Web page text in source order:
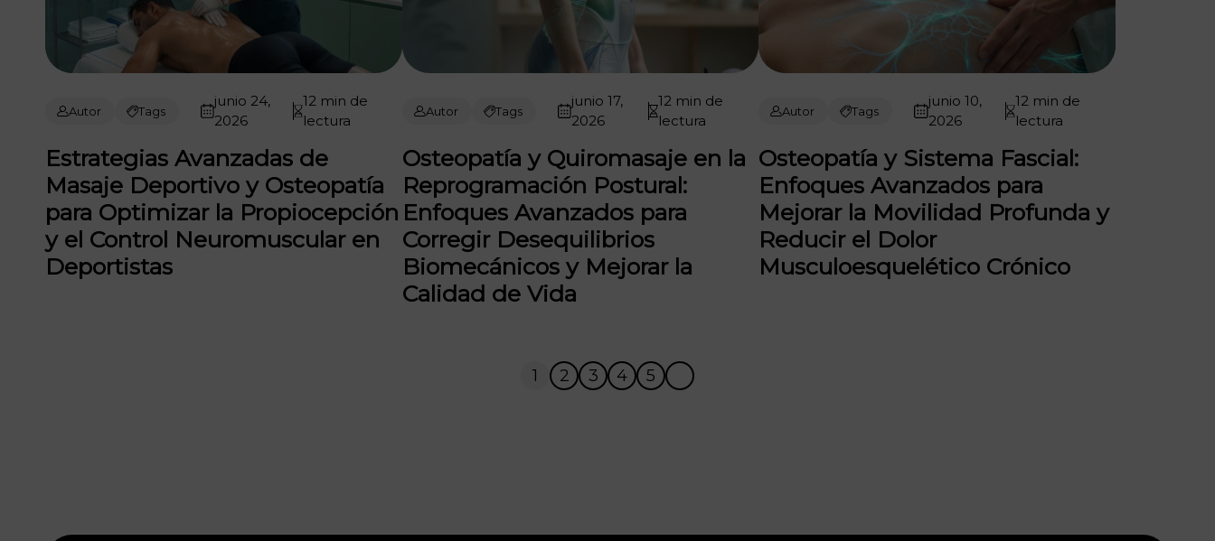
Autor Tags
junio 24,
2026
12 min de
lectura
Estrategias Avanzadas de
Masaje Deportivo y Osteopatía
para Optimizar la Propiocepción
y el Control Neuromuscular en
Deportistas
Autor Tags
junio 17,
2026
12 min de
lectura
Osteopatía y Quiromasaje en la
Reprogramación Postural:
Enfoques Avanzados para
Corregir Desequilibrios
Biomecánicos y Mejorar la
Calidad de Vida
Autor Tags
junio 10,
2026
12 min de
lectura
Osteopatía y Sistema Fascial:
Enfoques Avanzados para
Mejorar la Movilidad Profunda y
Reducir el Dolor
Musculoesquelético Crónico
1 2 3 4 5